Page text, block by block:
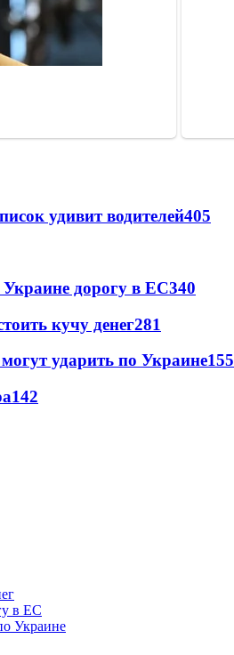
удивит водителей405
дорогу в ЕС340
кучу денег281
ударить по Украине155
142
в ЕС
Украине